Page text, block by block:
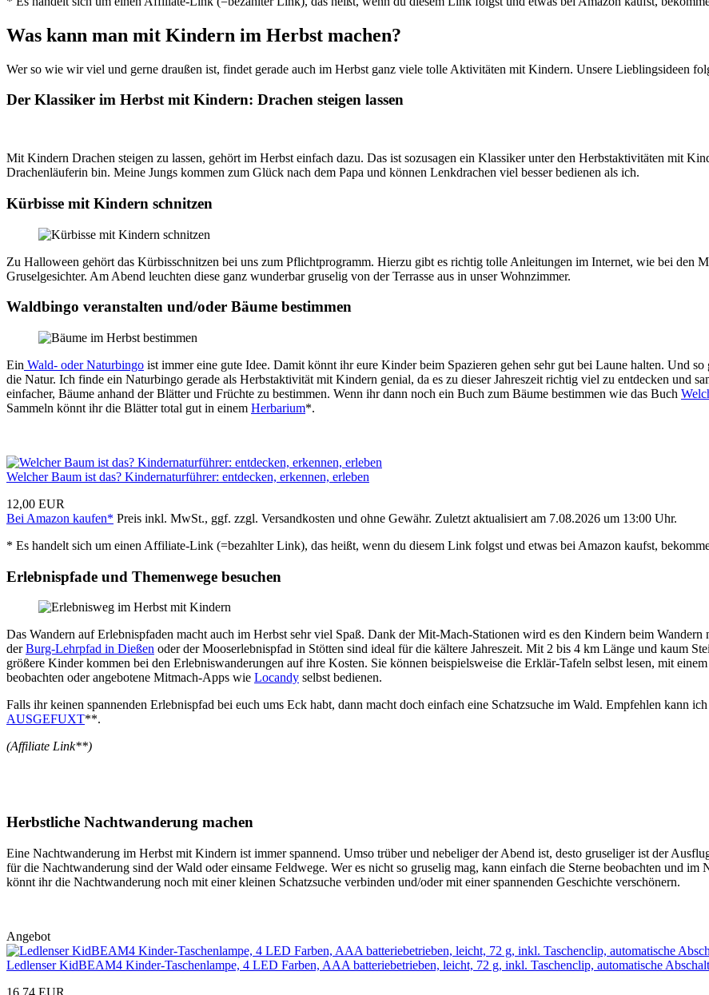
Was kann man mit Kindern im Herbst machen?
Wer so wie wir viel und gerne draußen ist, findet gerade auch im Herbst ganz viele tolle Aktivitäten mit Kindern. Unsere Lieblingsideen
Der Klassiker im Herbst mit Kindern: Drachen steigen lassen
Mit Kindern Drachen steigen zu lassen, gehört im Herbst einfach dazu. Das ist sozusagen ein Klassiker unter den Herbstaktivitäten mit
Drachenläuferin bin. Meine Jungs kommen zum Glück nach dem Papa und können Lenkdrachen viel besser bedienen als ich.
Kürbisse mit Kindern schnitzen
Zu Halloween gehört das Kürbisschnitzen bei uns zum Pflichtprogramm. Hierzu gibt es richtig tolle Anleitungen im Internet, wie bei den
Gruselgesichter. Am Abend leuchten diese ganz wunderbar gruselig von der Terrasse aus in unser Wohnzimmer.
Waldbingo veranstalten und/oder Bäume bestimmen
Ein Wald- oder Naturbingo ist immer eine gute Idee. Damit könnt ihr eure Kinder beim Spazieren gehen sehr gut bei Laune halten. Und
die Natur. Ich finde ein Naturbingo gerade als Herbstaktivität mit Kindern genial, da es zu dieser Jahreszeit richtig viel zu entdecken und
einfacher, Bäume anhand der Blätter und Früchte zu bestimmen. Wenn ihr dann noch ein Buch zum Bäume bestimmen wie das Buch
Sammeln könnt ihr die Blätter total gut in einem Herbarium*.
Welcher Baum ist das? Kindernaturführer: entdecken, erkennen, erleben
12,00 EUR
Bei Amazon kaufen* Preis inkl. MwSt., ggf. zzgl. Versandkosten und ohne Gewähr. Zuletzt aktualisiert am 7.08.2026 um 13:00 Uhr.
* Es handelt sich um einen Affiliate-Link (=bezahlter Link), das heißt, wenn du diesem Link folgst und etwas bei Amazon kaufst,
Erlebnispfade und Themenwege besuchen
Das Wandern auf Erlebnispfaden macht auch im Herbst sehr viel Spaß. Dank der Mit-Mach-Stationen wird es den Kindern beim
derBurg-Lehrpfad in Dießen oder der Mooserlebnispfad in Stötten sind ideal für die kältere Jahreszeit. Mit 2 bis 4 km Länge und kaum
größere Kinder kommen bei den Erlebniswanderungen auf ihre Kosten. Sie können beispielsweise die Erklär-Tafeln selbst lesen, mit
beobachten oder angebotene Mitmach-Apps wie Locandy selbst bedienen.
Falls ihr keinen spannenden Erlebnispfad bei euch ums Eck habt, dann macht doch einfach eine Schatzsuche im Wald. Empfehlen kann
AUSGEFUXT**.
(Affiliate Link**)
Herbstliche Nachtwanderung machen
Eine Nachtwanderung im Herbst mit Kindern ist immer spannend. Umso trüber und nebeliger der Abend ist, desto gruseliger ist der
für die Nachtwanderung sind der Wald oder einsame Feldwege. Wer es nicht so gruselig mag, kann einfach die Sterne beobachten und
könnt ihr die Nachtwanderung noch mit einer kleinen Schatzsuche verbinden und/oder mit einer spannenden Geschichte verschönern.
Angebot
Ledlenser KidBEAM4 Kinder-Taschenlampe, 4 LED Farben, AAA batteriebetrieben, leicht, 72 g, inkl. Taschenclip, automatische
16,74 EUR